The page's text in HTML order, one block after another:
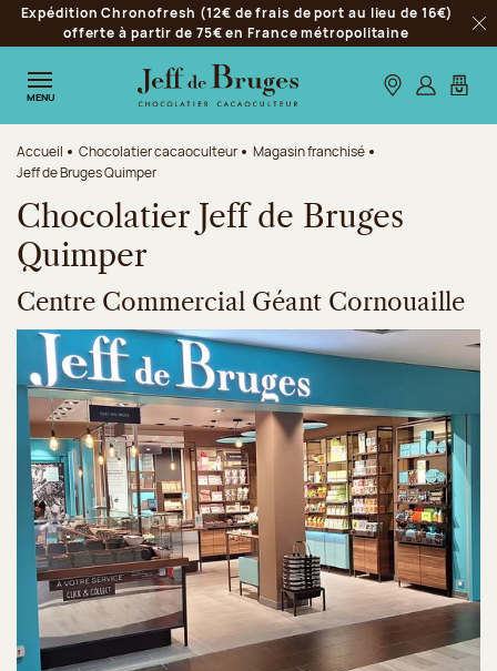
Aller à la navigation
Aller au contenu principal
Aller au pied de page
Expédition Chronofresh (12€ de frais de port au lieu de 16€)
offerte à partir de 75€ en France métropolitaine
MENU Nos boutiques
S’identifier
Mon
Accueil Chocolatier cacaoculteur
Magasin franchisé
Jeff de Bruges Quimper
Chocolatier Jeff de Bruges
Quimper
Centre Commercial Géant Cornouaille